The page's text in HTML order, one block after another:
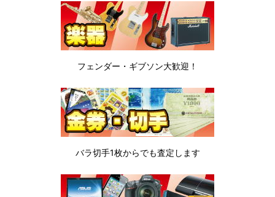
フェンダー・ギブソン大歓迎！
バラ切手1枚からでも査定します